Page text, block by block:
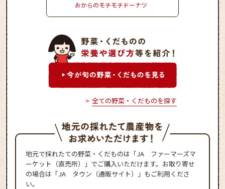
おからのモチモチドーナツ きゃべつ饅頭ごま風味
全ての野菜・くだものを探す
地元で採れたての野菜・くだものは「JA ファーマーズマ
ーケット（直売所）」でご購入いただけます。お取り寄せ
の場合は「JA タウン（通販サイト）」もご利用くださ
い。